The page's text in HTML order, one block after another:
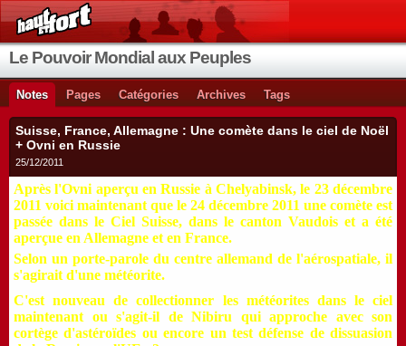
Le Pouvoir Mondial aux Peuples
Notes Pages Catégories Archives Tags
Suisse, France, Allemagne : Une comète dans le ciel de Noël
+ Ovni en Russie
25/12/2011
Après l'Ovni aperçu en Russie à Chelyabinsk, le 23 décembre
2011 voici maintenant que le 24 décembre 2011 une comète est
passée dans le Ciel Suisse, dans le canton Vaudois et a été
aperçue en Allemagne et en France.
Selon un porte-parole du centre allemand de l'aérospatiale, il
s'agirait d'une météorite.
C'est nouveau de collectionner les météorites dans le ciel
maintenant ou s'agit-il de Nibiru qui approche avec son
cortège d'astéroïdes ou encore un test défense de dissuasion